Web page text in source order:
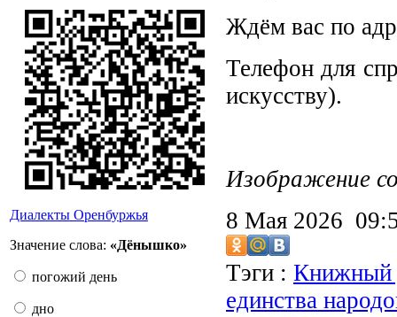
Диалекты Оренбуржья
Значение слова: «Дёнышко»
погожий день
дно
Ждём вас по
Телефон для
искусству).
Изображение
8 Мая 2026
Тэги : Книжный
единства